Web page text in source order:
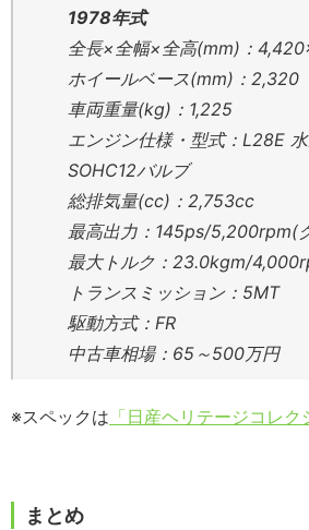
1978年式
全長×全幅×全高(mm)：
ホイールベース(mm)：2,320
車両重量(kg)：1,225
エンジン仕様・型式：L28E
SOHC12バルブ
総排気量(cc)：2,753cc
最高出力：145ps/5,200rpm(
最大トルク：23.0kgm/
トランスミッション：5MT
駆動方式：FR
中古車相場：65～500万円
※スペックは 「日産ヘリテージコレク
まとめ